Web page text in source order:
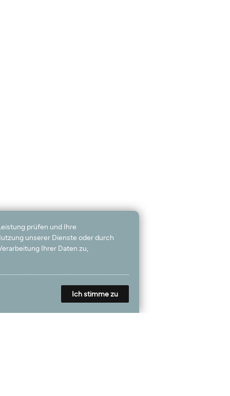
prüfen und Ihre
unserer Dienste oder durch
Ihrer Daten zu,
Ich stimme zu